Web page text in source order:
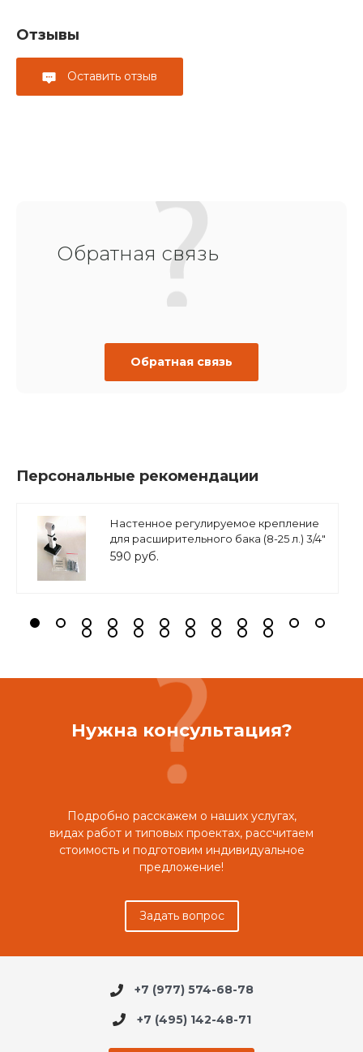
Отзывы
Оставить отзыв
Обратная связь
Обратная связь
Персональные рекомендации
Настенное регулируемое крепление
для расширительного бака (8-25 л.) 3/4"
белое, ASKON
590 руб.
Нужна консультация?
Подробно расскажем о наших услугах,
видах работ и типовых проектах, рассчитаем
стоимость и подготовим индивидуальное
предложение!
Задать вопрос
+7 (977) 574-68-78
+7 (495) 142-48-71